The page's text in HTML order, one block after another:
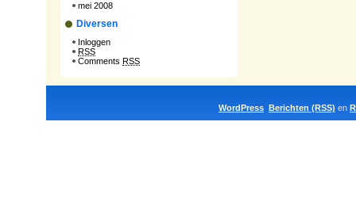
mei 2008
Diversen
Inloggen
RSS
Comments RSS
WordPress Berichten (RSS) en